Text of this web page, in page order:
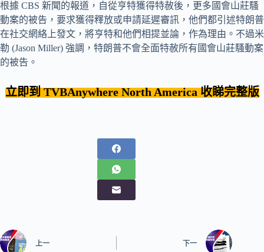
根據 CBS 新聞的報道，自從亨特獲得特赦後，更多國會山莊騷
動案的被告，要求獲得釋放或申請延遲審訊，他們都引述特朗普
在社交網絡上發文，將亨特和他們相提並論，作為理由。不過米
勒 (Jason Miller) 強調，特朗普不會全面特赦所有國會山莊騷動案
的被告。
立即到 TVBAnywhereNorth America 收睇完整版
上一 下一